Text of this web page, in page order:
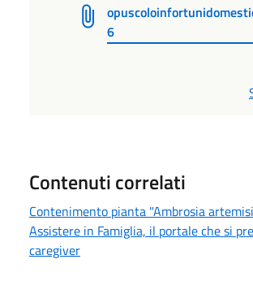
6
Contenuti correlati
Contenimento pianta "Ambrosia
Assistere in Famiglia, il portale che si
caregiver